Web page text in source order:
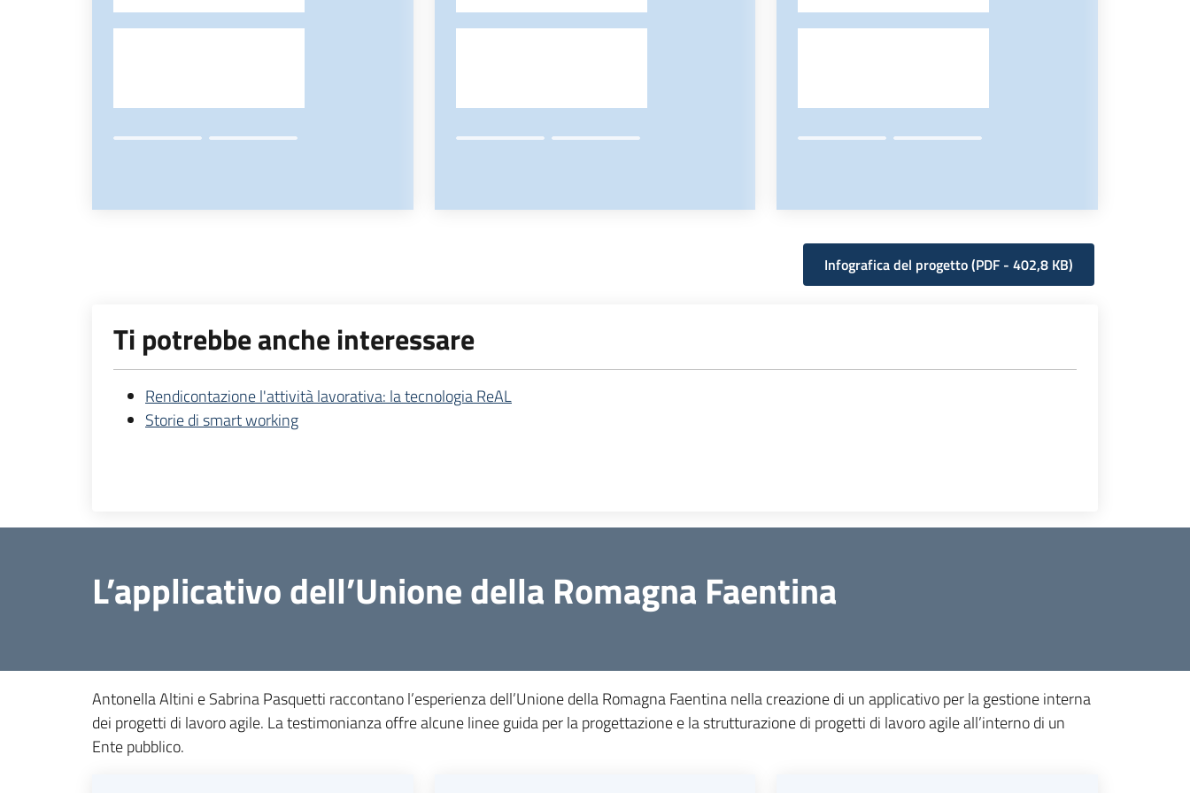
Infografica del progetto(PDF - 402,8 KB)
Ti potrebbe anche interessare
Rendicontazione l'attività lavorativa: la tecnologia ReAL
Storie di smart working
L’applicativo dell’Unione della Romagna Faentina
Antonella Altini e Sabrina Pasquetti raccontano l’esperienza dell’Unione della Romagna Faentina nella creazione di un applicativo per la gestione interna
dei progetti di lavoro agile. La testimonianza offre alcune linee guida per la progettazione e la strutturazione di progetti di lavoro agile all’interno di un
Ente pubblico.